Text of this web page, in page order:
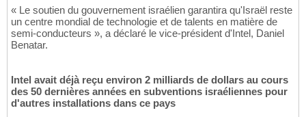
« Le soutien du gouvernement israélien garantira qu'Israël reste
un centre mondial de technologie et de talents en matière de
semi-conducteurs », a déclaré le vice-président d'Intel, Daniel
Benatar.
Intel avait déjà reçu environ 2 milliards de dollars au cours
des 50 dernières années en subventions israéliennes pour
d'autres installations dans ce pays